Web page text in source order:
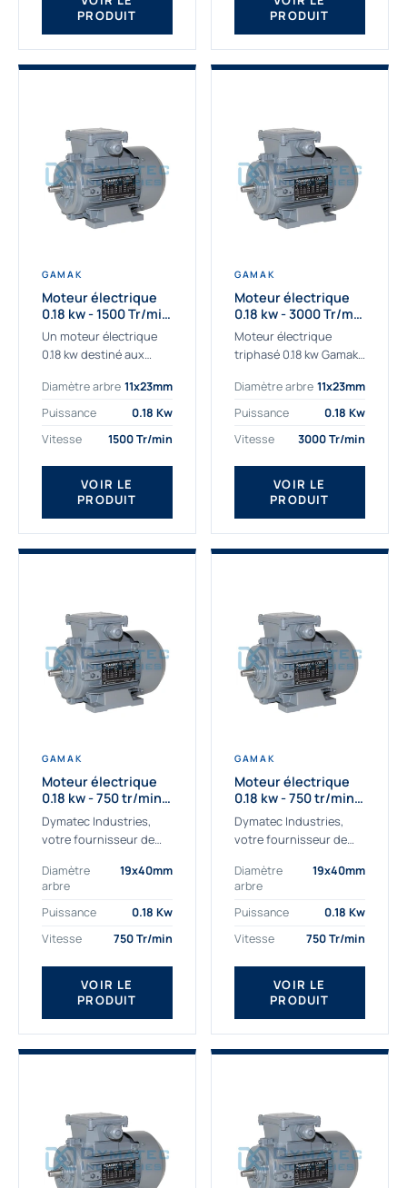
PRODUIT
depuis de
nombreuses...
PRODUIT
GAMAK
Moteur électrique
0.18 kw - 1500 Tr/min
- 230/400V - IE2
Un moteur électrique
0.18 kw destiné aux
exigeantes. Fort de
nombreuses années
détermination et la
fourniture...
Diamètre arbre 11x23mm
Puissance
0.18 Kw
Vitesse
1500 Tr/min
VOIR LE
PRODUIT
GAMAK
Moteur électrique
0.18 kw - 3000 Tr/min
- 230/400V - IE2
Moteur électrique
triphasé 0.18 kw Gamak,
professionnelle
indispensable à vos
Fournisseur Français
des moteurs
électriques Gamak,
nous proposons
exclusivement des...
Diamètre arbre 11x23mm
Puissance
0.18 Kw
Vitesse
3000 Tr/min
VOIR LE
PRODUIT
GAMAK
Moteur électrique
0.18 kw - 750 tr/min -
230/400V - IE2
Dymatec Industries,
votre fournisseur de
kw. Dymatec Industries
vous propose le moteur
électrique 0.18 kw, un
qualité Gamak...
Diamètre
arbre
19x40mm
Puissance
0.18 Kw
Vitesse
750 Tr/min
VOIR LE
PRODUIT
GAMAK
Moteur électrique
0.18 kw - 750 tr/min -
230/400V - IE3
Dymatec Industries,
votre fournisseur de
kw. Dymatec Industries
vous propose le moteur
électrique 0.18 kw, un
moteur de qualité...
Diamètre
arbre
19x40mm
Puissance
0.18 Kw
Vitesse
750 Tr/min
VOIR LE
PRODUIT